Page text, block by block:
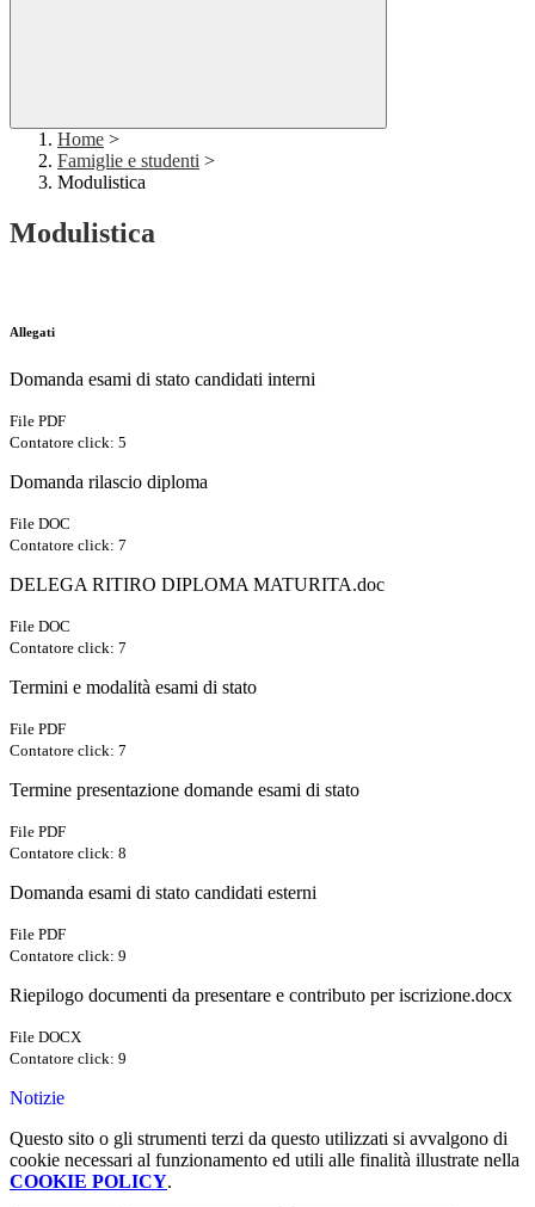
Home >
Famiglie e studenti >
Modulistica
Modulistica
Allegati
Domanda esami di stato candidati interni
File PDF
Contatore click: 5
Domanda rilascio diploma
File DOC
Contatore click: 7
DELEGA RITIRO DIPLOMA MATURITA.doc
File DOC
Contatore click: 7
Termini e modalità esami di stato
File PDF
Contatore click: 7
Termine presentazione domande esami di stato
File PDF
Contatore click: 8
Domanda esami di stato candidati esterni
File PDF
Contatore click: 9
Riepilogo documenti da presentare e contributo per iscrizione.docx
File DOCX
Contatore click: 9
Notizie
Questo sito o gli strumenti terzi da questo utilizzati si avvalgono di
cookie necessari al funzionamento ed utili alle finalità illustrate nella
COOKIE POLICY.